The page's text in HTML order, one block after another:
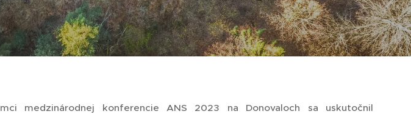
medzinárodnej konferencie ANS 2023 na Donovaloch sa uskutočnil